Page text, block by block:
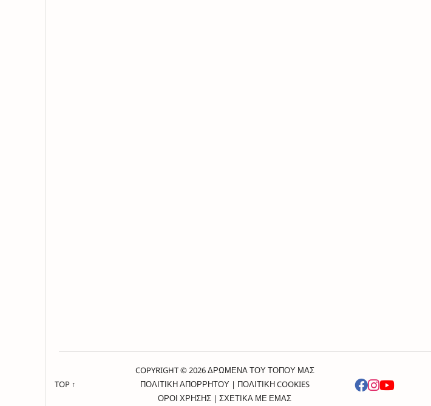
TOP ↑
COPYRIGHT © 2026 ΔΡΩΜΕΝΑ ΤΟΥ ΤΟΠΟΥ ΜΑΣ
ΠΟΛΙΤΙΚΗ ΑΠΟΡΡΗΤΟΥ| ΠΟΛΙΤΙΚΗ COOKIES
ΟΡΟΙ ΧΡΗΣΗΣ | ΣΧΕΤΙΚΑ ΜΕ ΕΜΑΣ